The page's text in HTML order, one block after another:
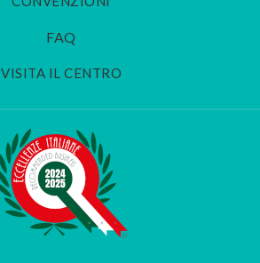
FAQ
VISITA IL CENTRO